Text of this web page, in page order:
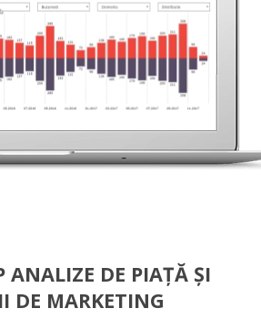
ANALIZE DE PIAȚĂ ȘI
DE MARKETING